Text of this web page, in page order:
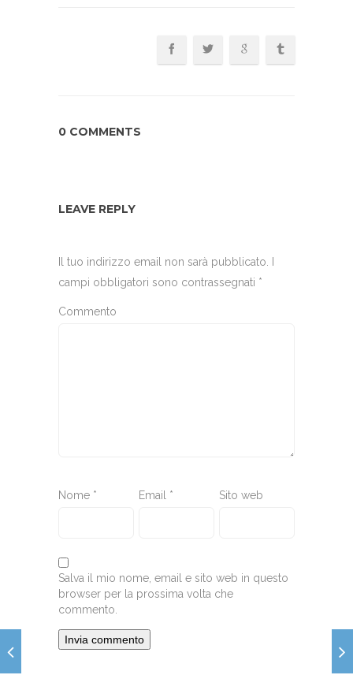
0 COMMENTS
LEAVE REPLY
Il tuo indirizzo email non sarà pubblicato.
campi obbligatori sono contrassegnati *
Commento
Nome * Email * Sito web
Salva il mio nome, email e sito web in questo
browser per la prossima volta che
commento.